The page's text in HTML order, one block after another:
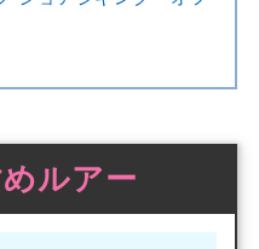
ルアー